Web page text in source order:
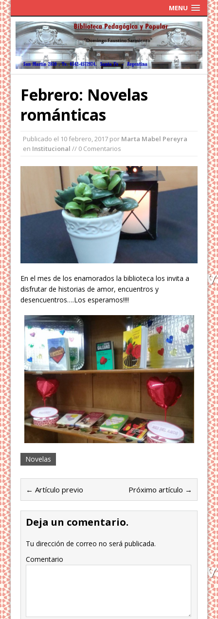
MENU
Febrero: Novelas
románticas
Publicado el 10 febrero, 2017 por Marta Mabel Pereyra
en Institucional // 0 Comentarios
En el mes de los enamorados la biblioteca los invita a
disfrutar de historias de amor, encuentros y
desencuentros….Los esperamos!!!!
Novelas
← Artículo previo Próximo artículo →
Deja un comentario.
Tu dirección de correo no será publicada.
Comentario